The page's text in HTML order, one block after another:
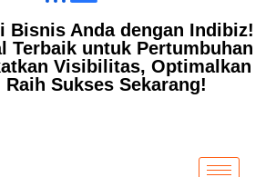
Bisnis Anda dengan Indibiz!
Terbaik untuk Pertumbuhan
Visibilitas, Optimalkan
Sukses Sekarang!